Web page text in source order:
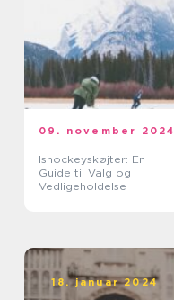
09. november 2024
Ishockeyskøjter: En
Guide til Valg og
Vedligeholdelse
18. januar 2024